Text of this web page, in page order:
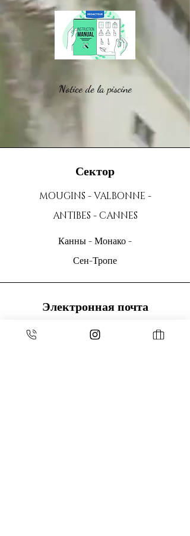
Notice de la piscine
Сектор
MOUGINS - VALBONNE -
ANTIBES - CANNES
Канны - Монако -
Сен-Тропе
Электронная почта
sielespierresblanches@gmail.com